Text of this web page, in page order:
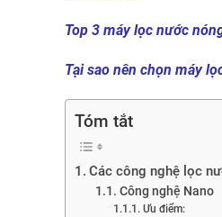
Top 3 máy lọc nước
Tại sao nên chọn máy
Tóm tắt
Các công nghệ lọc
Công nghệ Nano
Ưu điểm: